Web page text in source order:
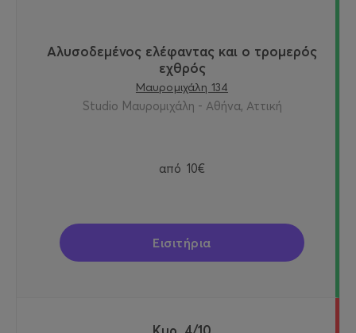
Αλυσοδεμένος ελέφαντας και ο τρομερός
εχθρός
Μαυρομιχάλη 134
Studio Μαυρομιχάλη - Αθήνα, Αττική
από 10€
Εισιτήρια